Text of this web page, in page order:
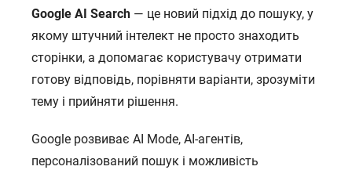
Google AI Search — це новий підхід до пошуку, у
якому штучний інтелект не просто знаходить
сторінки, а допомагає користувачу отримати
готову відповідь, порівняти варіанти, зрозуміти
тему і прийняти рішення.
Google розвиває AI Mode, AI-агентів,
персоналізований пошук і можливість